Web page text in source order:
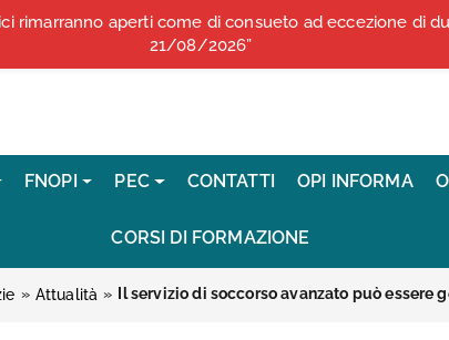
COMUNICATI STAMPA
FNOPI PEC CONTATTI OPI INFORMA
CORSI DI FORMAZIONE
» Attualità »
rimarranno aperti come di consueto ad eccezione di
21/08/2026”